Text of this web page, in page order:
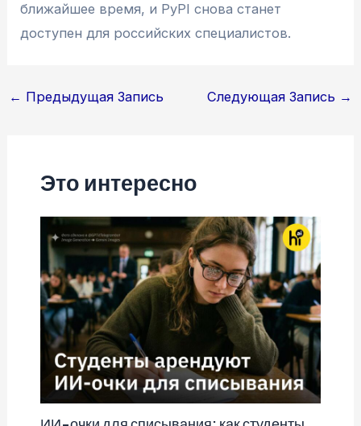
ближайшее время, и PyPI снова станет
доступен для российских специалистов.
Навигация
← Предыдущая Запись Следующая Запись →
Это интересно